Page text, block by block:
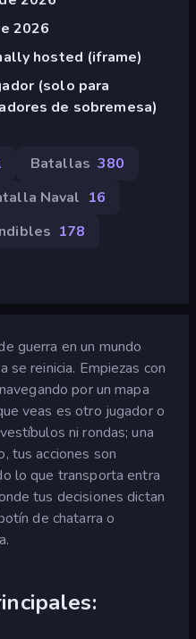
2026
hosted (iframe)
(solo para
de sobremesa)
Batallas 380
Naval 16
178
guerra en un mundo
se reinicia. Empiezas con
por un mapa
veas es otro jugador o
ni rondas; una
tus acciones son
lo que transporta entra
tus decisiones dictan
de chatarra o